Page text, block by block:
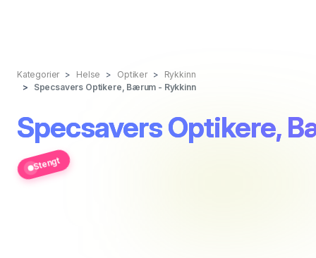
Kategorier Helse Optiker
Rykkinn
Specsavers Optikere, Bærum - Rykkinn
Specsavers Optikere,
Stengt